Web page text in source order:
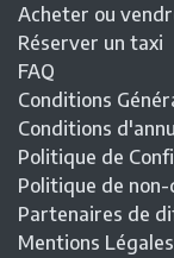
Acheter ou
Réserver un taxi
FAQ
Conditions
Conditions
Politique de
Politique de
Partenaires de
Mentions Légales